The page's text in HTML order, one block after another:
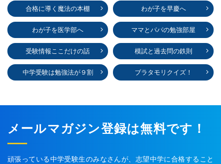
合格に導く魔法の本棚 わが子を早慶へ
わが子を医学部へ ママとパパの勉強部屋
受験情報ここだけの話 模試と過去問の鉄則
中学受験は勉強法が９割 ブラタモリクイズ！
メールマガジン登録は無料です！
頑張っている中学受験生のみなさんが、志望中学に合格すること